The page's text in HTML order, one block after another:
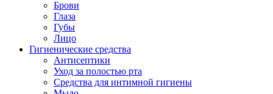
Брови
Глаза
Губы
Лицо
Гигиенические средства
Антисептики
Уход за полостью рта
Средства для интимной гигиены